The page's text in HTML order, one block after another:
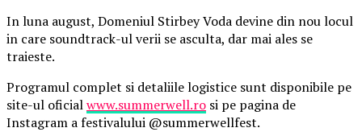
In luna august, Domeniul Stirbey Voda devine din nou locul
in care soundtrack-ul verii se asculta, dar mai ales se
traieste.
Programul complet si detaliile logistice sunt disponibile pe
site-ul oficialwww.summerwell.ro si pe pagina de
Instagram a festivalului @summerwellfest.